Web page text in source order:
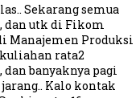
Sekarang semua
dan utk di Fikom
Manajemen Produksi
rata2
banyaknya pagi
Kalo kontak